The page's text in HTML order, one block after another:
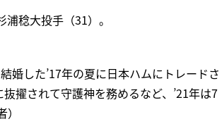
稔大投手（31）。
婚した’17年の夏に日本ハムにトレードさ
擢されて守護神を務めるなど、’21年は7